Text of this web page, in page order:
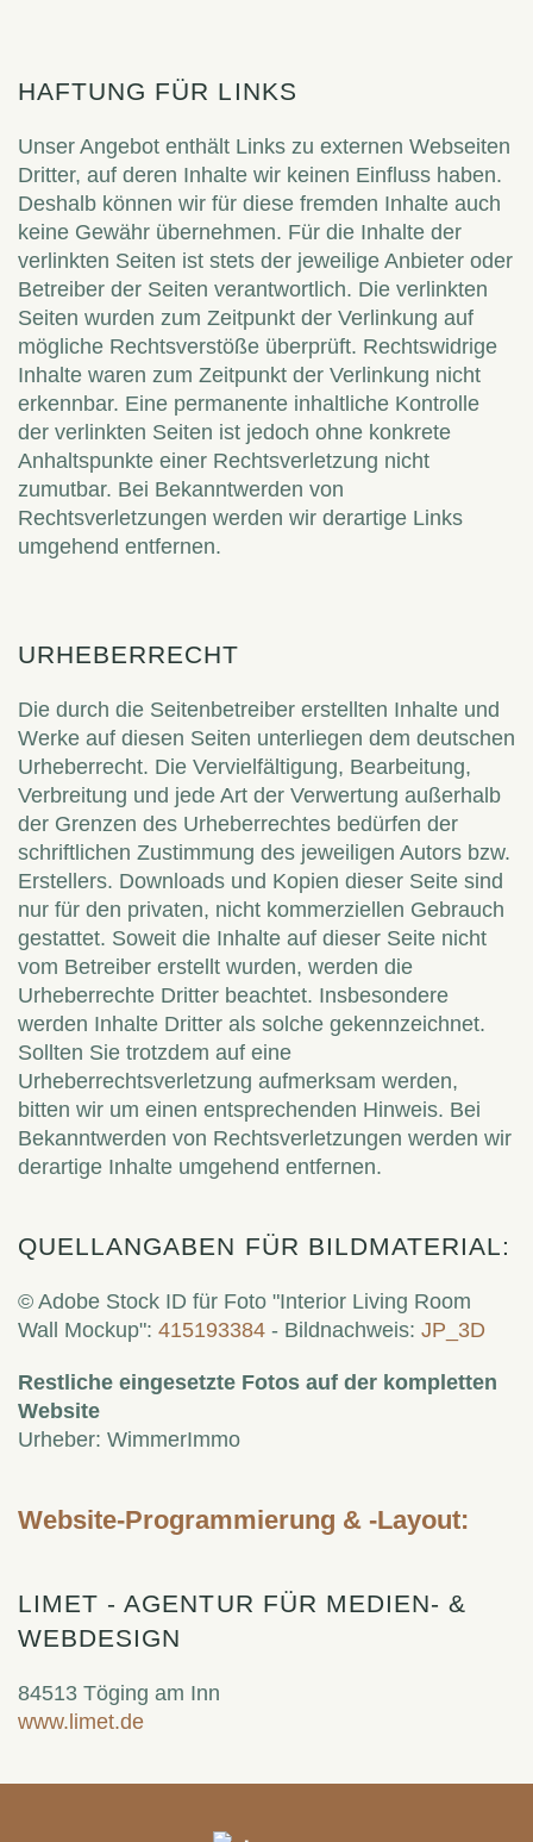
HAFTUNG FÜR LINKS
Unser Angebot enthält Links zu externen Webseiten
Dritter, auf deren Inhalte wir keinen Einfluss haben.
Deshalb können wir für diese fremden Inhalte auch
keine Gewähr übernehmen. Für die Inhalte der
verlinkten Seiten ist stets der jeweilige Anbieter oder
Betreiber der Seiten verantwortlich. Die verlinkten
Seiten wurden zum Zeitpunkt der Verlinkung auf
mögliche Rechtsverstöße überprüft. Rechtswidrige
Inhalte waren zum Zeitpunkt der Verlinkung nicht
erkennbar. Eine permanente inhaltliche Kontrolle
der verlinkten Seiten ist jedoch ohne konkrete
Anhaltspunkte einer Rechtsverletzung nicht
zumutbar. Bei Bekanntwerden von
Rechtsverletzungen werden wir derartige Links
umgehend entfernen.
URHEBERRECHT
Die durch die Seitenbetreiber erstellten Inhalte und
Werke auf diesen Seiten unterliegen dem deutschen
Urheberrecht. Die Vervielfältigung, Bearbeitung,
Verbreitung und jede Art der Verwertung außerhalb
der Grenzen des Urheberrechtes bedürfen der
schriftlichen Zustimmung des jeweiligen Autors bzw.
Erstellers. Downloads und Kopien dieser Seite sind
nur für den privaten, nicht kommerziellen Gebrauch
gestattet. Soweit die Inhalte auf dieser Seite nicht
vom Betreiber erstellt wurden, werden die
Urheberrechte Dritter beachtet. Insbesondere
werden Inhalte Dritter als solche gekennzeichnet.
Sollten Sie trotzdem auf eine
Urheberrechtsverletzung aufmerksam werden,
bitten wir um einen entsprechenden Hinweis. Bei
Bekanntwerden von Rechtsverletzungen werden wir
derartige Inhalte umgehend entfernen.
QUELLANGABEN FÜR BILDMATERIAL:
© Adobe Stock ID für Foto "Interior Living Room
Wall Mockup": 415193384 - Bildnachweis: JP_3D
Restliche eingesetzte Fotos auf der kompletten
Website
Urheber: WimmerImmo
Website-Programmierung & -Layout:
LIMET - AGENTUR FÜR MEDIEN- &
WEBDESIGN
84513 Töging am Inn
www.limet.de